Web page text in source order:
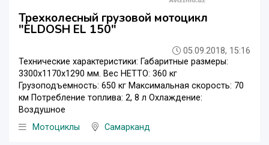
Трехколесный грузовой мотоцикл
"ELDOSH EL 150"
05.09.2018, 15:16
Технические характеристики: Габаритные размеры:
3300х1170х1290 мм. Вес НЕТТО: 360 кг
Грузоподъемность: 650 кг Максимальная скорость: 70
км Потребление топлива: 2, 8 л Охлаждение:
Воздушное
Мотоциклы
Самарканд